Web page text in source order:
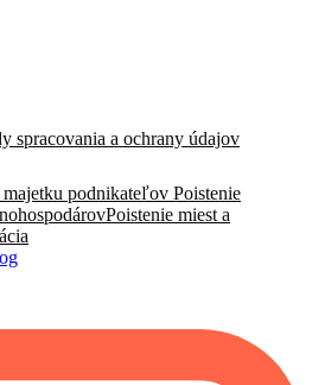
spracovania a ochrany údajov
majetku podnikateľov Poistenie
Poistenie miest a